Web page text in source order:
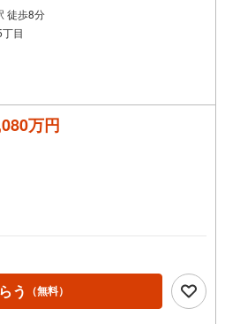
徒歩8分
目
万円
う （無料）